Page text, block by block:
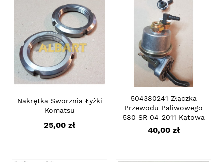
Nakrętka Sworznia Łyżki
Komatsu
Cena
25,00 zł
504380241 Złączka
Przewodu Paliwowego
580 SR 04-2011 Kątowa
Cena
40,00 zł